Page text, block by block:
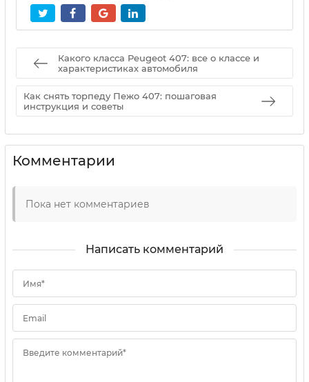
Какого класса Peugeot 407: все о классе и
характеристиках автомобиля
Как снять торпеду Пежо 407: пошаговая
инструкция и советы
Комментарии
Пока нет комментариев
Написать комментарий
Имя*
Email
Введите комментарий*